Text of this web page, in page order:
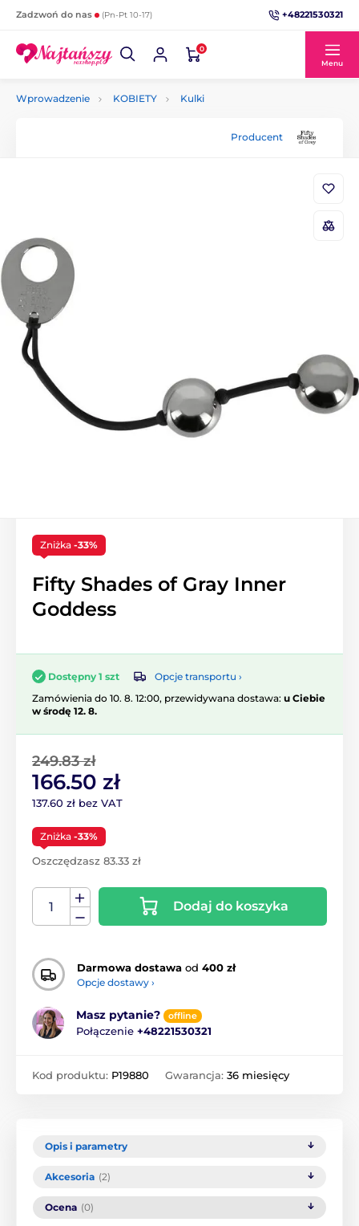
Zadzwoń do nas (Pn-Pt 10-17) +48221530321
0
Menu
Wprowadzenie KOBIETY Kulki
Producent
Zniżka -33%
Fifty Shades of Gray Inner
Goddess
Dostępny 1 szt
Opcje transportu ›
Zamówienia do 10. 8. 12:00, przewidywana dostawa: u Ciebie
w środę 12. 8.
249.83 zł
166.50 zł
137.60 zł bez VAT
Zniżka -33%
Oszczędzasz 83.33 zł
Dodaj do koszyka
Darmowa dostawa od 400 zł
Opcje dostawy ›
Masz pytanie? offline
Połączenie +48221530321
Kod produktu: P19880 Gwarancja: 36 miesięcy
Opis i parametry
Akcesoria (2)
Ocena (0)